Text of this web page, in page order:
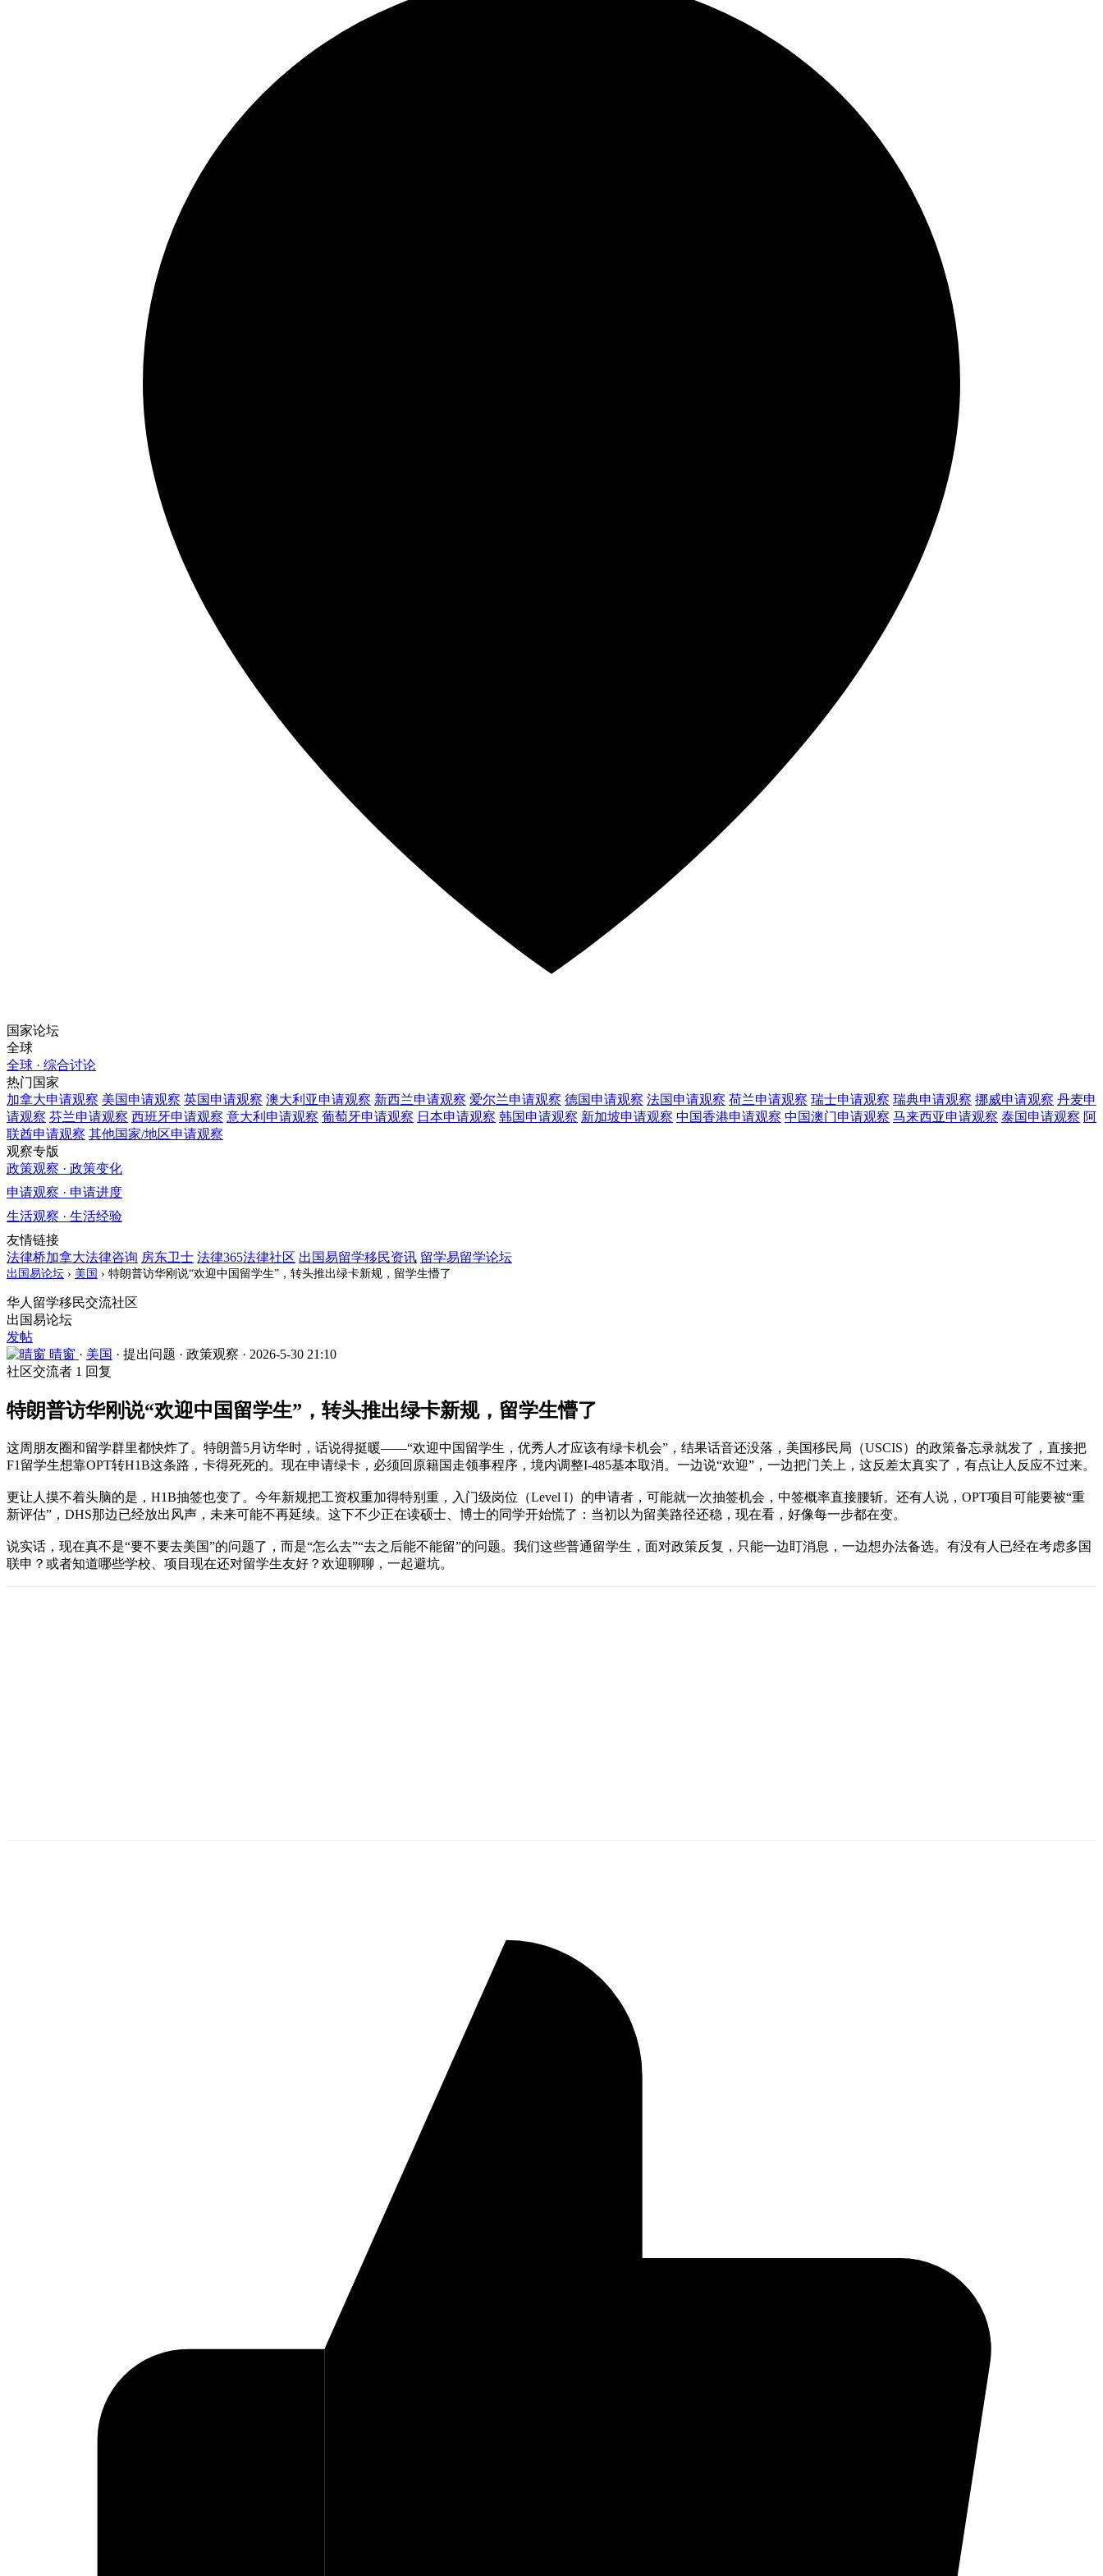
国家论坛
全球
全球 · 综合讨论
热门国家
加拿大申请观察 美国申请观察 英国申请观察 澳大利亚申请观察 新西兰申请观察 爱尔兰申请观察 德国申请观察 法国申请观察 荷兰申请观察 瑞士申请观察 瑞典申请观察 挪威申请观察 丹麦申
请观察 芬兰申请观察 西班牙申请观察 意大利 申请观察 葡萄牙申请观察 日本申请观察 韩国申请观察 新加坡申请观察 中国香港申请观察 中国澳门申请观察 马来西亚申请观察 泰国申请观察 阿
联酋申请观察 其他国家/地区申请观察
观察专版
政策观察 · 政策变化
申请观察 · 申请进度
生活观察 · 生活经验
友情链接
法律桥加拿大法律咨询 房东卫士 法律365法律社区 出国易留学移民资讯 留学易留学论坛
出国易论坛 › 美国 › 特朗普访华刚说“欢迎中国留学生”，转头推出绿卡新规，留学生懵了
华人留学移民交流社区
出国易论坛
发帖
晴窗 · 美国 · 提出问题 · 政策观察 · 2026-5-30 21:10
社区交流者 1 回复
特朗普访华刚说“欢迎中国留学生”，转头推出绿卡新规，留学生懵了
这周朋友圈和留学群里都快炸了。特朗普5月访华时，话说得挺暖——“欢迎中国留学生，优秀人才应该有绿卡机会”，结果话音还没落，美国移民局（USCIS）的政策备忘录就发了，直接把
F1留学生想靠OPT转H1B这条路，卡得死死的。现在申请绿卡，必须回原籍国走领事程序，境内调整I-485基本取消。一边说“欢迎”，一边把门关上，这反差太真实了，有点让人反应不过来。
更让人摸不着头脑的是，H1B抽签也变了。今年新规把工资权重加得特别重，入门级岗位（Level I）的申请者，可能就一次抽签机会，中签概率直接腰斩。还有人说，OPT项目可能要被“重
新评估”，DHS那边已经放出风声，未来可能不再延续。这下不少正在读硕士、博士的同学开始慌了：当初以为留美路径还稳，现在看，好像每一步都在变。
说实话，现在真不是“要不要去美国”的问题了，而是“怎么去”“去之后能不能留”的问题。我们这些普通留学生，面对政策反复，只能一边盯消息，一边想办法备选。有没有人已经在考虑多国
联申？或者知道哪些学校、项目现在还对留学生友好？欢迎聊聊，一起避坑。